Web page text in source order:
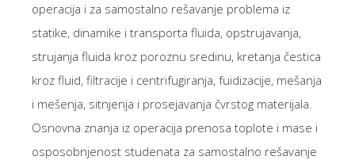
operacija i za samostalno rešavanje problema iz
statike, dinamike i transporta fluida, opstrujavanja,
strujanja fluida kroz poroznu sredinu, kretanja čestica
kroz fluid, filtracije i centrifugiranja, fuidizacije, mešanja
i mešenja, sitnjenja i prosejavanja čvrstog materijala.
Osnovna znanja iz operacija prenosa toplote i mase i
osposobnjenost studenata za samostalno rešavanje